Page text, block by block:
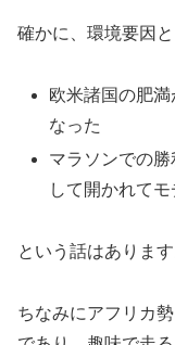
確かに、環境要因
欧米諸国の肥
なった
マラソンでの
して開かれて
という話はあります
ちなみにアフリカ